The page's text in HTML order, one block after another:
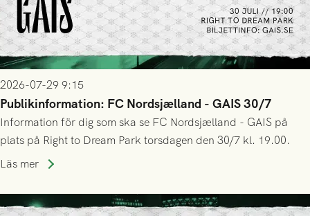
2026-07-29 9:15
Publikinformation: FC Nordsjælland - GAIS 30/7
Information för dig som ska se FC Nordsjælland - GAIS på
plats på Right to Dream Park torsdagen den 30/7 kl. 19.00.
Läs mer